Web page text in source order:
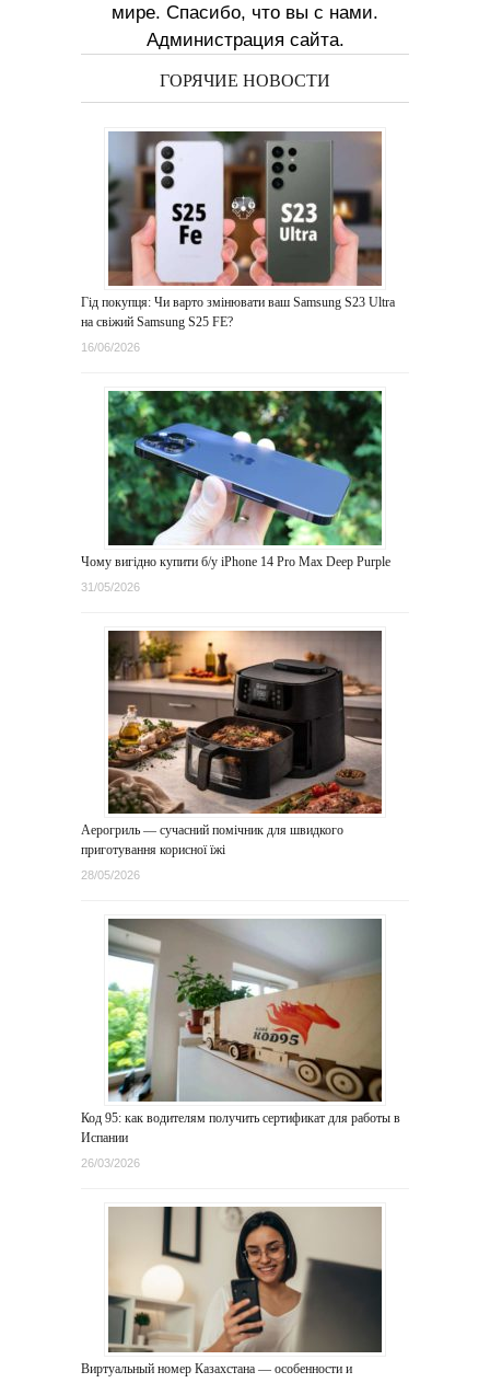
мире. Спасибо, что вы с нами.
Администрация сайта.
ГОРЯЧИЕ НОВОСТИ
Гід покупця: Чи варто змінювати ваш Samsung S23 Ultra
на свіжий Samsung S25 FE?
16/06/2026
Чому вигідно купити б/у iPhone 14 Pro Max Deep Purple
31/05/2026
Аерогриль — сучасний помічник для швидкого
приготування корисної їжі
28/05/2026
Код 95: как водителям получить сертификат для работы в
Испании
26/03/2026
Виртуальный номер Казахстана — особенности и